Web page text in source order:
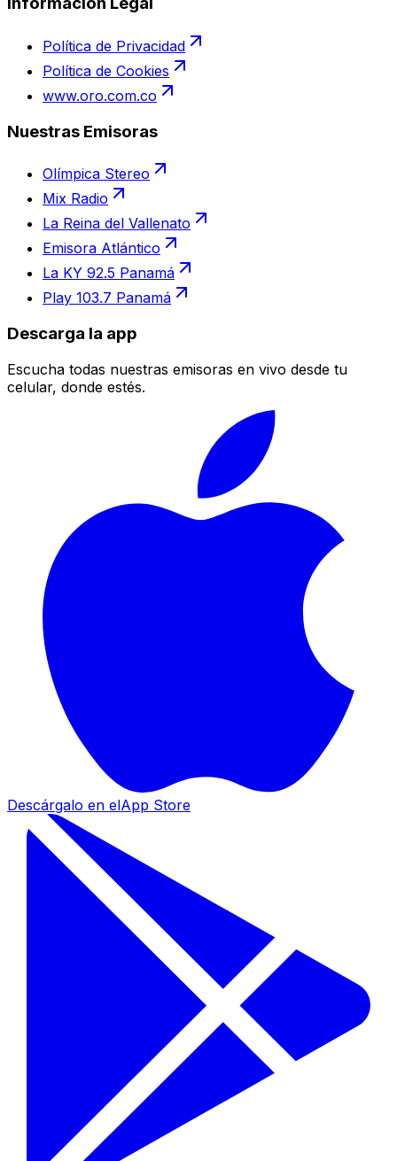
Política de Privacidad
Política de Cookies
www.oro.com.co
Nuestras Emisoras
Olímpica Stereo
Mix Radio
La Reina del Vallenato
Emisora Atlántico
La KY 92.5 Panamá
Play 103.7 Panamá
Descarga la app
Escucha todas nuestras emisoras en vivo desde tu
celular, donde estés.
Descárgalo en elApp Store